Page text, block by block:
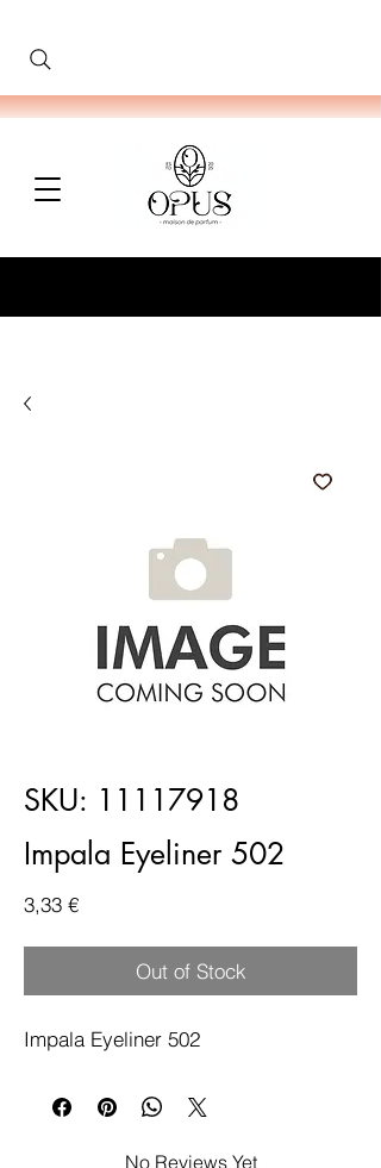
SKU: 11117918
Impala Eyeliner 502
3,33 €Price
Out of Stock
Impala Eyeliner 502
No Reviews Yet